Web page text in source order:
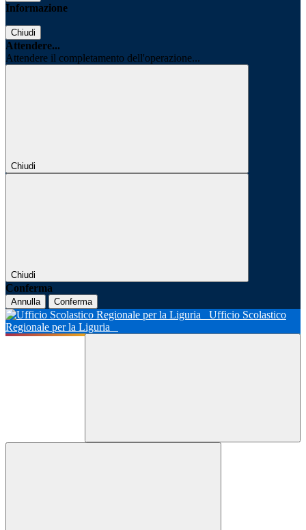
Informazione
Chiudi
Attendere...
Attendere il completamento dell'operazione...
Chiudi
Chiudi
Conferma
Annulla Conferma
Ufficio Scolastico
Regionale per la Liguria